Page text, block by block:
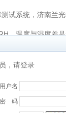
系统，济南兰光
温度与湿度差是
原因主要是冷却
专用取样器裁取
的湿度环境。将
试验过程中，由
请登录
用户名
密 码